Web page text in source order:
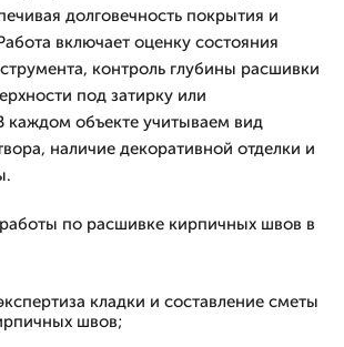
долговечность покрытия и
включает оценку состояния
контроль глубины расшивки
под затирку или
каждом объекте учитываем вид
наличие декоративной отделки и
по расшивке кирпичных швов в
кладки и составление сметы
швов;